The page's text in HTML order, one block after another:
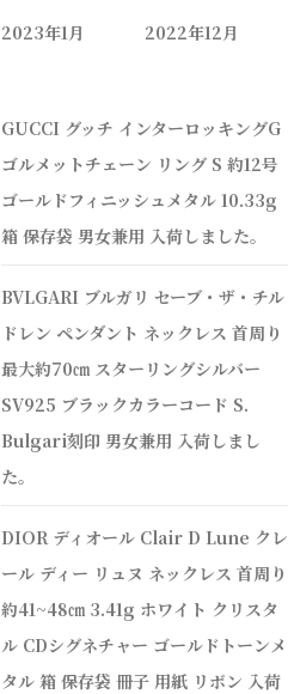
2023年1月
2022年12月
GUCCI グッチ インターロッキングG
ゴルメットチェーン リング S 約12号
ゴールドフィニッシュメタル 10.33g
箱 保存袋 男女兼用 入荷しました。
BVLGARI ブルガリ セーブ・ザ・チル
ドレン ペンダント ネックレス 首周り
最大約70㎝ スターリングシルバー
SV925 ブラックカラーコード S.
Bulgari刻印 男女兼用 入荷しまし
た。
DIOR ディオール Clair D Lune クレ
ール ディー リュヌ ネックレス 首周り
約41~48㎝ 3.41g ホワイト クリスタ
ル CDシグネチャー ゴールドトーンメ
タル 箱 保存袋 冊子 用紙 リボン 入荷